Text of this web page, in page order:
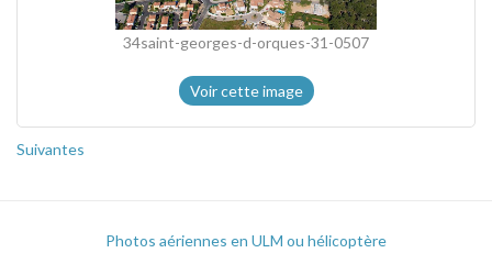
34saint-georges-d-orques-31-0507
Voir cette image
Suivantes
Photos aériennes en ULM ou hélicoptère